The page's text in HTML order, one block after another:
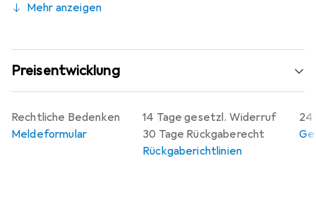
Mehr anzeigen
Preisentwicklung
14 Tage gesetzl. Widerruf
30 Tage Rückgaberecht
Rückgaberichtlinien
24
Rechtliche Bedenken
Meldeformular